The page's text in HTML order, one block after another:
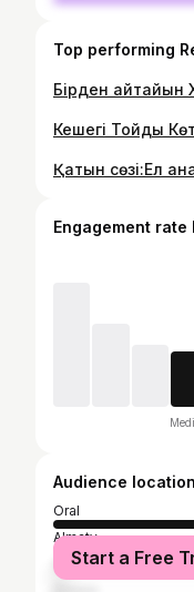
Top performing
Engagement rate
Audience
Oral
Almaty
Atyrau
Start a Free